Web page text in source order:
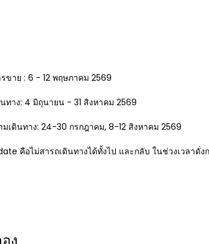
รขาย : 6 - 12 พฤษภาคม 2569
นทาง: 4 มิถุนายน - 31 สิงหาคม 2569
มเดินทาง: 24-30 กรกฎาคม, 8-12 สิงหาคม 2569
คือไม่สารถเดินทางได้ทั้งไป และกลับ ในช่วงเวลาดั่ง